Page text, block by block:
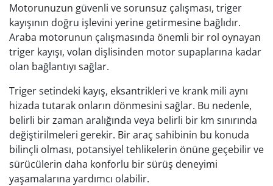
Motorunuzun güvenli ve sorunsuz çalışması, triger
kayışının doğru işlevini yerine getirmesine bağlıdır.
Araba motorunun çalışmasında önemli bir rol oynayan
triger kayışı, volan dişlisinden motor supaplarına kadar
olan bağlantıyı sağlar.
Triger setindeki kayış, eksantrikleri ve krank mili aynı
hizada tutarak onların dönmesini sağlar. Bu nedenle,
belirli bir zaman aralığında veya belirli bir km sınırında
değiştirilmeleri gerekir. Bir araç sahibinin bu konuda
bilinçli olması, potansiyel tehlikelerin önüne geçebilir ve
sürücülerin daha konforlu bir sürüş deneyimi
yaşamalarına yardımcı olabilir.